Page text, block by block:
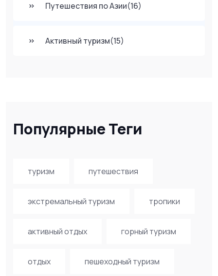
Путешествия по Азии(16)
Активный туризм(15)
Популярные Теги
туризм путешествия
экстремальный туризм тропики
активный отдых горный туризм
отдых пешеходный туризм